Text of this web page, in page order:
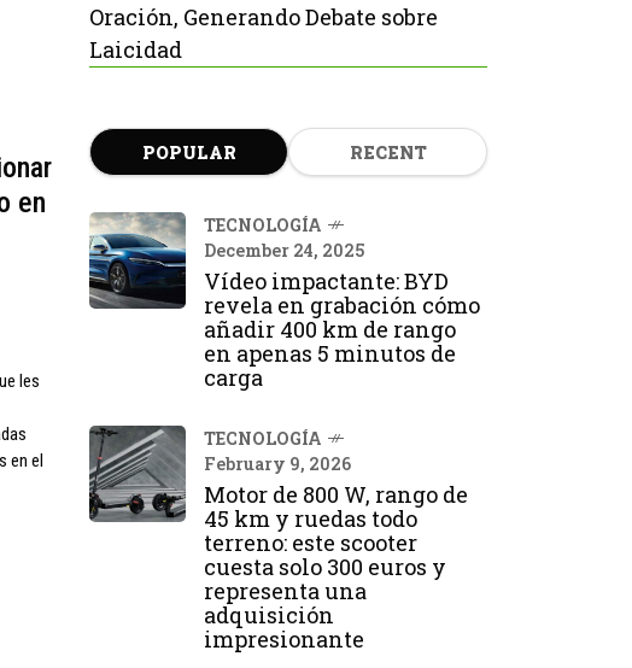
en
les
en el
Oración, Generando Debate sobre
Laicidad
POPULAR RECENT
TECNOLOGÍA
December 24, 2025
Vídeo impactante: BYD
revela en grabación cómo
añadir 400 km de rango
en apenas 5 minutos de
carga
TECNOLOGÍA
February 9, 2026
Motor de 800 W, rango de
45 km y ruedas todo
terreno: este scooter
cuesta solo 300 euros y
representa una
adquisición
impresionante